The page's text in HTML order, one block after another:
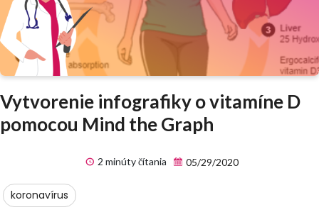
Vytvorenie infografiky o vitamíne D
pomocou Mind the Graph
2 minúty čítania 05/29/2020
koronavírus